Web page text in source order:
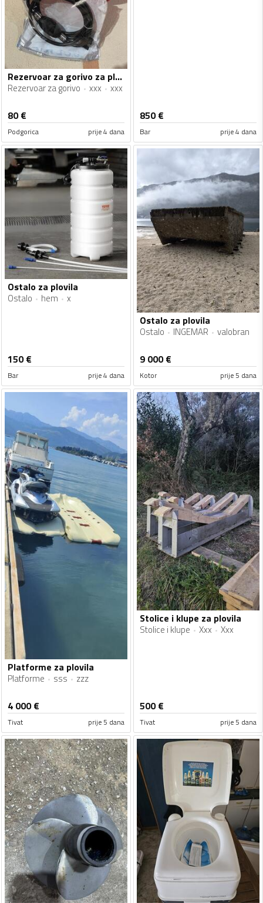
Rezervoar za gorivo za plovila
Rezervoar za gorivo xxx xxx
80€
Podgorica prije 4 dana
850€
Bar prije 4 dana
Ostalo za plovila
Ostalo hem x
150€
Bar prije 4 dana
Ostalo za plovila
Ostalo INGEMAR valobran
9 000€
Kotor prije 5 dana
Platforme za plovila
Platforme sss zzz
4 000€
Tivat prije 5 dana
Stolice i klupe za plovila
Stolice i klupe Xxx Xxx
500€
Tivat prije 5 dana